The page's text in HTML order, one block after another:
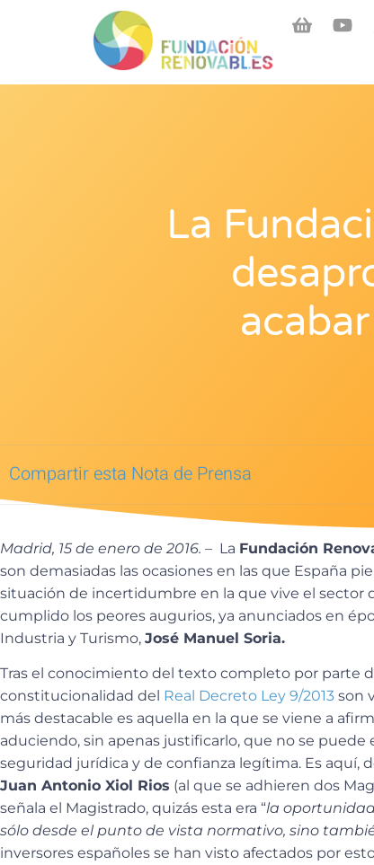
La
Compartir esta Nota de Prensa
Madrid, 15 de enero de 2016. – La Fundación
son demasiadas las ocasiones en las que España
situación de incertidumbre en la que vive el sector
cumplido los peores augurios, ya anunciados en
Industria y Turismo, José Manuel Soria.
Tras el conocimiento del texto completo por parte
constitucionalidad del Real Decreto Ley 9/2013 son
más destacable es aquella en la que se viene a
aduciendo, sin apenas justificarlo, que no se
seguridad jurídica y de confianza legítima. Es aquí,
Juan Antonio Xiol Rios (al que se adhieren dos
señala el Magistrado, quizás esta era “la
sólo desde el punto de vista normativo, sino
inversores españoles se han visto afectados por